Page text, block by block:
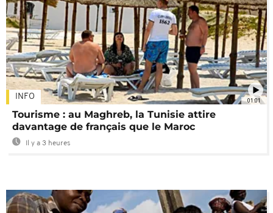
01:01
INFO
Tourisme : au Maghreb, la Tunisie attire
davantage de français que le Maroc
Il y a 3 heures